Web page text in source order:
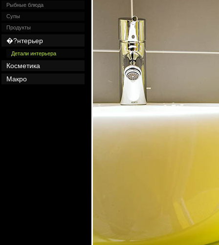
Рыбные блюда
Супы
Продукты
�?нтерьер
Детали интерьера
Косметика
Макро